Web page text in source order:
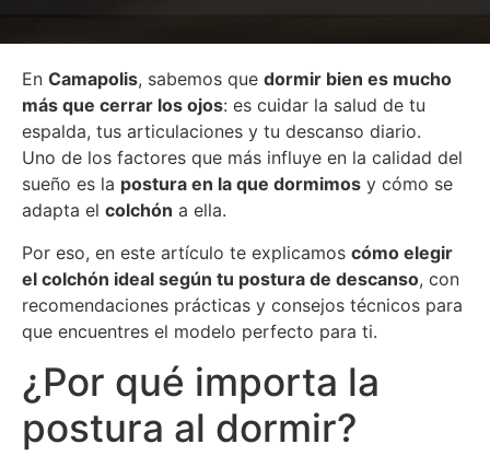
En Camapolis, sabemos que dormir bien es mucho
más que cerrar los ojos: es cuidar la salud de tu
espalda, tus articulaciones y tu descanso diario.
Uno de los factores que más influye en la calidad del
sueño es la postura en la que dormimos y cómo se
adapta el colchón a ella.
Por eso, en este artículo te explicamos cómo elegir
el colchón ideal según tu postura de descanso, con
recomendaciones prácticas y consejos técnicos para
que encuentres el modelo perfecto para ti.
¿Por qué importa la
postura al dormir?